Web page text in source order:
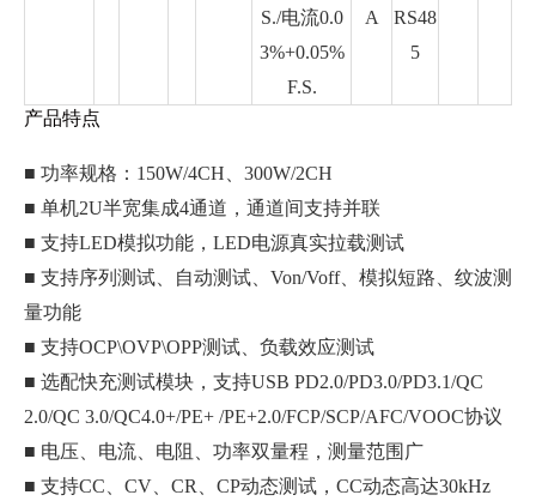
S./电流0.0
3%+0.05%
F.S.
A
RS48
5
产品特点
■ 功率规格：150W/4CH、300W/2CH
■ 单机2U半宽集成4通道，通道间支持并联
■ 支持LED模拟功能，LED电源真实拉载测试
■ 支持序列测试、自动测试、Von/Voff、模拟短路、纹波测
量功能
■ 支持OCP\OVP\OPP测试、负载效应测试
■ 选配快充测试模块，支持USB PD2.0/PD3.0/PD3.1/QC
2.0/QC 3.0/QC4.0+/PE+ /PE+2.0/FCP/SCP/AFC/VOOC协议
■ 电压、电流、电阻、功率双量程，测量范围广
■ 支持CC、CV、CR、CP动态测试，CC动态高达30kHz